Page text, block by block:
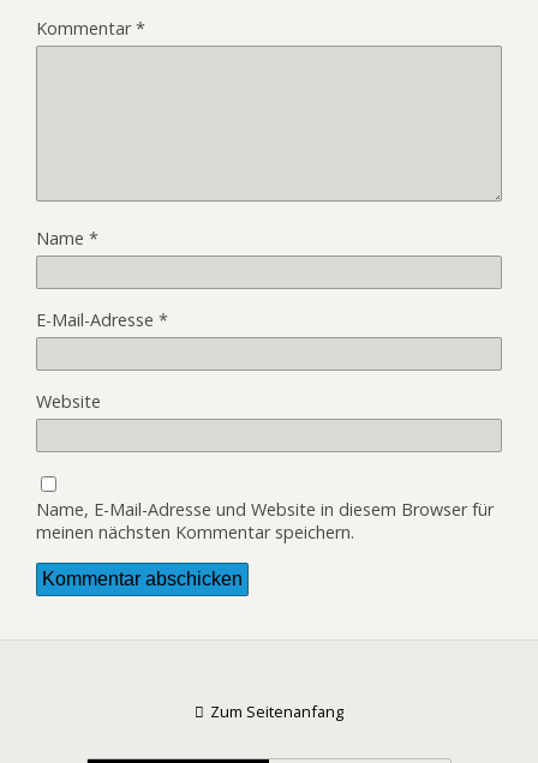
Kommentar*
Name *
E-Mail-Adresse *
Website
Name, E-Mail-Adresse und Website in diesem Browser für
meinen nächsten Kommentar speichern.
Zum Seitenanfang